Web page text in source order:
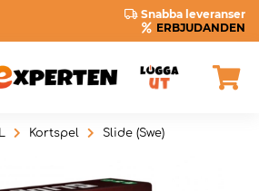
Snabba leveranser
ERBJUDANDEN
Kortspel Slide (Swe)